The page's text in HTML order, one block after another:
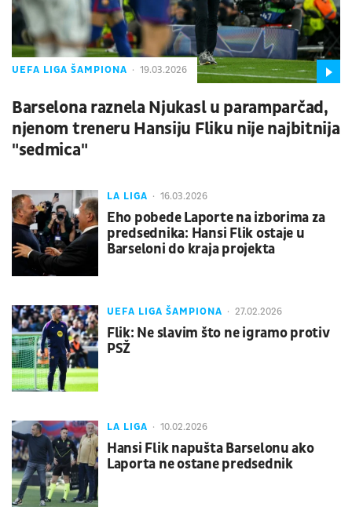
UEFA LIGA ŠAMPIONA 19.03.2026
Barselona raznela Njukasl u paramparčad,
njenom treneru Hansiju Fliku nije najbitnija
"sedmica"
LA LIGA 16.03.2026
Eho pobede Laporte na izborima za
predsednika: Hansi Flik ostaje u
Barseloni do kraja projekta
UEFA LIGA ŠAMPIONA 27.02.2026
Flik: Ne slavim što ne igramo protiv
PSŽ
LA LIGA 10.02.2026
Hansi Flik napušta Barselonu ako
Laporta ne ostane predsednik